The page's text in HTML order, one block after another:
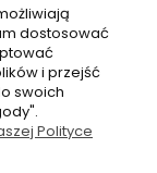
O nas
dostosować
i przejść
swoich
Polityce